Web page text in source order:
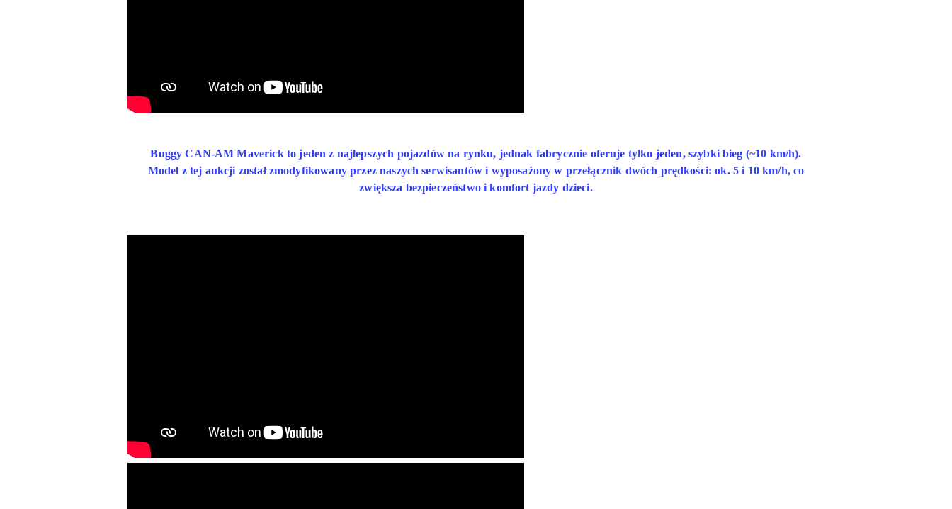
Buggy CAN-AM Maverick to jeden z najlepszych pojazdów na rynku, jednak fabrycznie oferuje tylko jeden, szybki bieg (~10 km/h).
Model z tej aukcji został zmodyfikowany przez naszych serwisantów i wyposażony w przełącznik dwóch prędkości: ok. 5 i 10 km/h, co
zwiększa bezpieczeństwo i komfort jazdy dzieci.